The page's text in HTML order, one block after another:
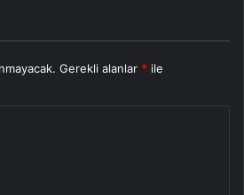
Gerekli alanlar * ile